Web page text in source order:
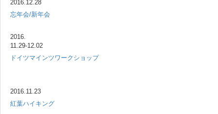
2016.12.28
忘年会/新年会
2016.
11.29-12.02
ドイツマインツワークショップ
2016.11.23
紅葉ハイキング